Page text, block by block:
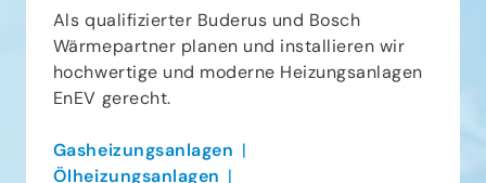
Als qualifizierter Buderus und Bosch
Wärmepartner planen und installieren wir
hochwertige und moderne Heizungsanlagen
EnEV gerecht.
Gasheizungsanlagen
Ölheizungsanlagen